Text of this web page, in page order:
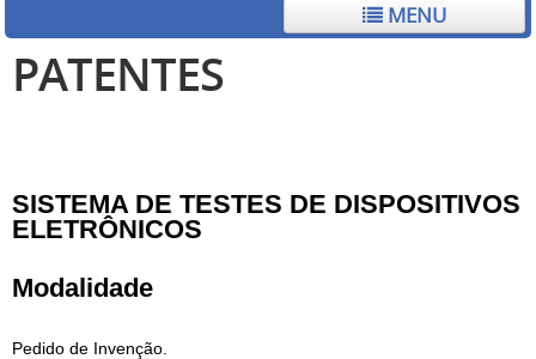
MENU
PATENTES
SISTEMA DE TESTES DE DISPOSITIVOS
ELETRÔNICOS
Modalidade
Pedido de Invenção.